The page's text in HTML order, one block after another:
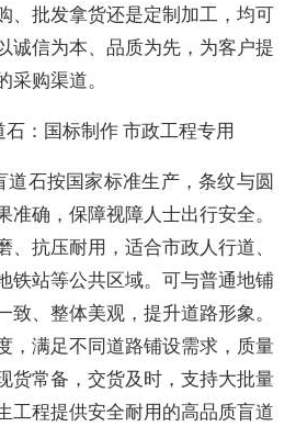
、批发拿货还是定制加工，均可
诚信为本、品质为先，为客户提
购渠道。
：国标制作 市政工程专用
道石按国家标准生产，条纹与圆
准确，保障视障人士出行安全。
抗压耐用，适合市政人行道、
铁站等公共区域。可与普通地铺
、整体美观，提升道路形象。
，满足不同道路铺设需求，质量
货常备，交货及时，支持大批量
工程提供安全耐用的高品质盲道